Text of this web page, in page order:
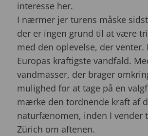
interesse her.
I nærmer jer turens måske
der er ingen grund til at være
med den oplevelse, der venter.
Europas kraftigste vandfald.
vandmasser, der brager
mulighed for at tage på en
mærke den tordnende kraft af
naturfænomen, inden I vender
Zürich om aftenen.